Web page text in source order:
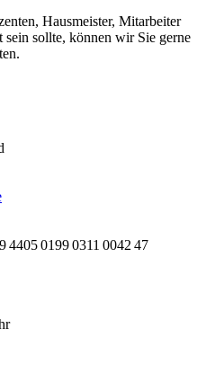
Hausmeister, Mitarbeiter
sollte, können wir Sie gerne
0199 0311 0042 47